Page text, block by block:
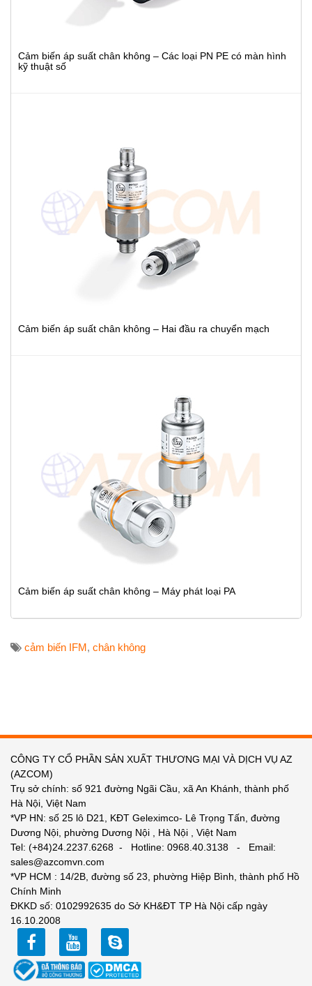
Cảm biến áp suất chân không – Các loại PN PE có màn hình
kỹ thuật số
Cảm biến áp suất chân không – Hai đầu ra chuyển mạch
Cảm biến áp suất chân không – Máy phát loại PA
cảm biến IFM, chân không
CÔNG TY CỔ PHẦN SẢN XUẤT THƯƠNG MẠI VÀ DỊCH VỤ AZ
(AZCOM)
Trụ sở chính: số 921 đường Ngãi Cầu, xã An Khánh, thành phố
Hà Nội, Việt Nam
*VP HN: số 25 lô D21, KĐT Geleximco- Lê Trọng Tấn, đường
Dương Nội, phường Dương Nội , Hà Nội , Việt Nam
Tel: (+84)24.2237.6268 - Hotline: 0968.40.3138 - Email:
sales@azcomvn.com
*VP HCM : 14/2B, đường số 23, phường Hiệp Bình, thành phố Hồ
Chính Minh
ĐKKD số: 0102992635 do Sở KH&ĐT TP Hà Nội cấp ngày
16.10.2008
facebookyoutube zalo